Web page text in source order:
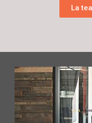
La